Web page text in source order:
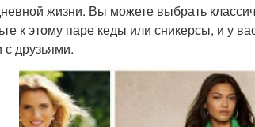
жизни. Вы можете выбрать
к этому паре кеды или сникерсы, и у
с друзьями.